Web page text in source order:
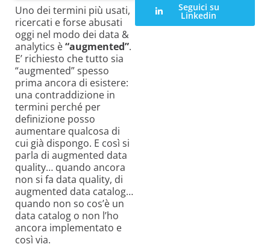
Uno dei termini più usati,
ricercati e forse abusati
oggi nel modo dei data &
analytics è“augmented”.
E’ richiesto che tutto sia
“augmented” spesso
prima ancora di esistere:
una contraddizione in
termini perché per
definizione posso
aumentare qualcosa di
cui già dispongo. E così si
parla di augmented data
quality… quando ancora
non si fa data quality, di
augmented data catalog…
quando non so cos’è un
data catalog o non l’ho
ancora implementato e
così via.
Seguici su
Linkedin